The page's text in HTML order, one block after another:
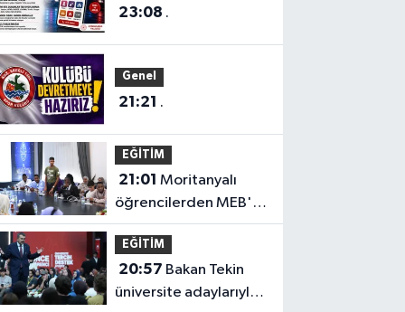
23:08 .
Genel
21:21 .
EĞİTİM
21:01 Moritanyalı
öğrencilerden MEB'e
ziyaret
EĞİTİM
20:57
üniversite adaylarıyla